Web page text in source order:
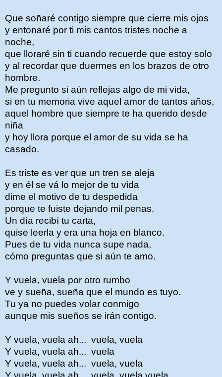
Que soñaré contigo siempre que cierre mis ojos
y entonaré por ti mis cantos tristes noche a
noche,
que lloraré sin ti cuando recuerde que estoy solo
y al recordar que duermes en los brazos de otro
hombre.
Me pregunto si aún reflejas algo de mi vida,
si en tu memoria vive aquel amor de tantos años,
aquel hombre que siempre te ha querido desde
niña
y hoy llora porque el amor de su vida se ha
casado.
Es triste es ver que un tren se aleja
y en él se vá lo mejor de tu vida
dime el motivo de tu despedida
porque te fuiste dejando mil penas.
Un día recibí tu carta,
quise leerla y era una hoja en blanco.
Pues de tu vida nunca supe nada,
cómo preguntas que si aún te amo.
Y vuela, vuela por otro rumbo
ve y sueña, sueña que el mundo es tuyo.
Tu ya no puedes volar conmigo
aunque mis sueños se irán contigo.
Y vuela, vuela ah... vuela, vuela
Y vuela, vuela ah... vuela
Y vuela, vuela ah... vuela, vuela